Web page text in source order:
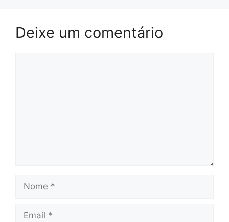
Deixe um comentário
Nome
Email